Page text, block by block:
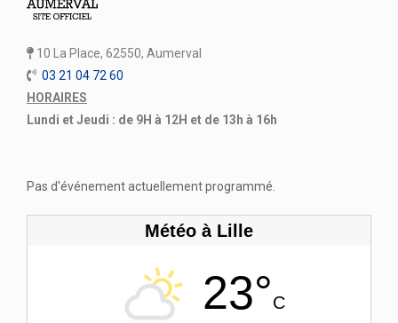
10 La Place, 62550, Aumerval
03 21 04 72 60
HORAIRES
Lundi et Jeudi : de 9H à 12H et de 13h à 16h
Pas d'événement actuellement programmé.
Météo à Lille
23°C